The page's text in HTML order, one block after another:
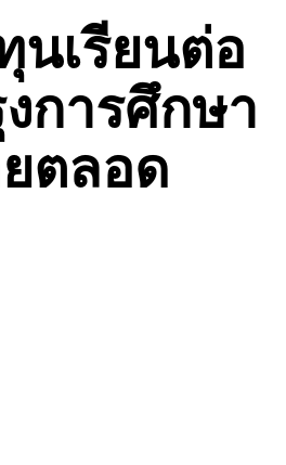
นเรียนต่อ
การศึกษา
ตลอด